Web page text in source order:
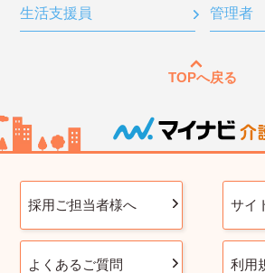
生活支援員 管理者
TOPへ戻る
採用ご担当者様へ サイ
よくあるご質問 利用